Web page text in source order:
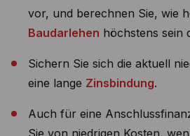
vor, und berechnen Sie, wie
Baudarlehen höchstens sein
Sichern Sie sich die aktuell
eine lange Zinsbindung.
Auch für eine
Sie von niedrigen Kosten,